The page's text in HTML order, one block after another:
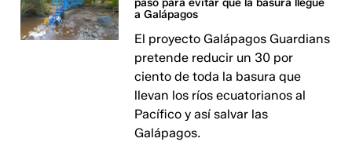
paso para evitar que la basura llegue
a Galápagos
El proyecto Galápagos Guardians
pretende reducir un 30 por
ciento de toda la basura que
llevan los ríos ecuatorianos al
Pacífico y así salvar las
Galápagos.